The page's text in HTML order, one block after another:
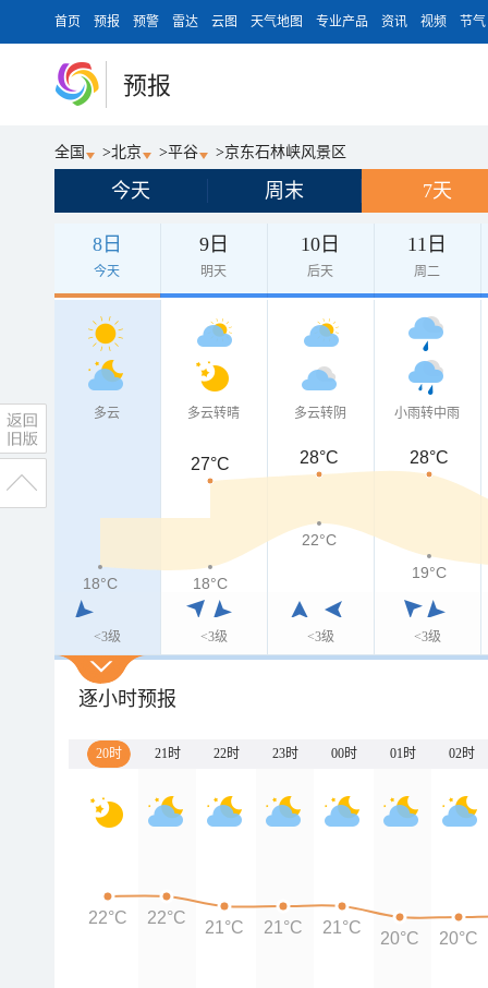
首页 预报 预警 雷达 云图 天气地图 专业产品 资讯 视频 节气
预报
全国 >北京 >平谷 >京东石林峡风景区
今天 周末 7天
8日
今天
9日
明天
10日
后天
11日
周二
多云
<3级
多云转晴
<3级
多云转阴
<3级
小雨转中雨
<3级
27°C 28°C 28°C
18°C 18°C
22°C
19°C
逐小时预报
20时 21时 22时 23时 00时 01时 02时
22°C 22°C
21°C 21°C 21°C
20°C 20°C